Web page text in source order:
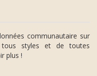
communautaire sur
styles et de toutes
plus !